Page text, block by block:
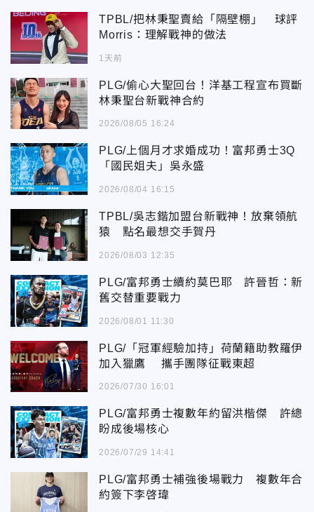
TPBL/把林秉聖賣給「隔壁棚」 球評
Morris：理解戰神的做法
1天前
PLG/偷心大聖回台！洋基工程宣布買斷
林秉聖台新戰神合約
2026/08/05 16:24
PLG/上個月才求婚成功！富邦勇士3Q
「國民姐夫」吳永盛
2026/08/04 16:15
TPBL/吳志鍇加盟台新戰神！放棄領航
猿 點名最想交手賀丹
2026/08/03 12:35
PLG/富邦勇士續約莫巴耶 許晉哲：新
舊交替重要戰力
2026/08/01 11:30
PLG/「冠軍經驗加持」荷蘭籍助教羅伊
加入獵鷹 攜手團隊征戰東超
2026/07/30 16:01
PLG/富邦勇士複數年約留洪楷傑 許總
盼成後場核心
2026/07/29 14:41
PLG/富邦勇士補強後場戰力 複數年合
約簽下李啓瑋